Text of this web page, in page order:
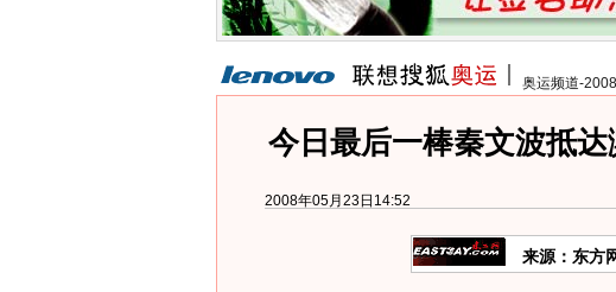
奥运频道-
今日最后一棒秦文波抵
2008年05月23日14:52
来源：东方